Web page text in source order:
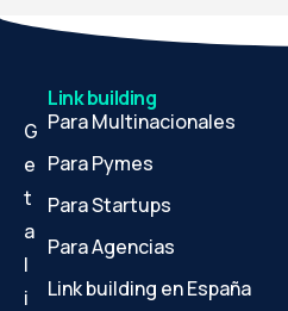
G
e
t
a
l
i
Link building
Para Multinacionales
Para Pymes
Para Startups
Para Agencias
Link building en España